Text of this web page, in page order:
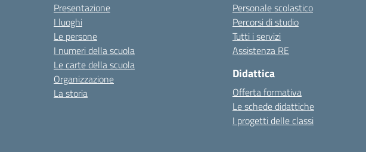
Presentazione
I luoghi
Le persone
I numeri della scuola
Le carte della scuola
Organizzazione
La storia
Personale scolastico
Percorsi di studio
Tutti i servizi
Assistenza RE
Didattica
Offerta formativa
Le schede didattiche
I progetti delle classi